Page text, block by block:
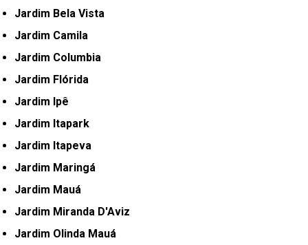
Jardim Bela Vista
Jardim Camila
Jardim Columbia
Jardim Flórida
Jardim Ipê
Jardim Itapark
Jardim Itapeva
Jardim Maringá
Jardim Mauá
Jardim Miranda D'Aviz
Jardim Olinda Mauá